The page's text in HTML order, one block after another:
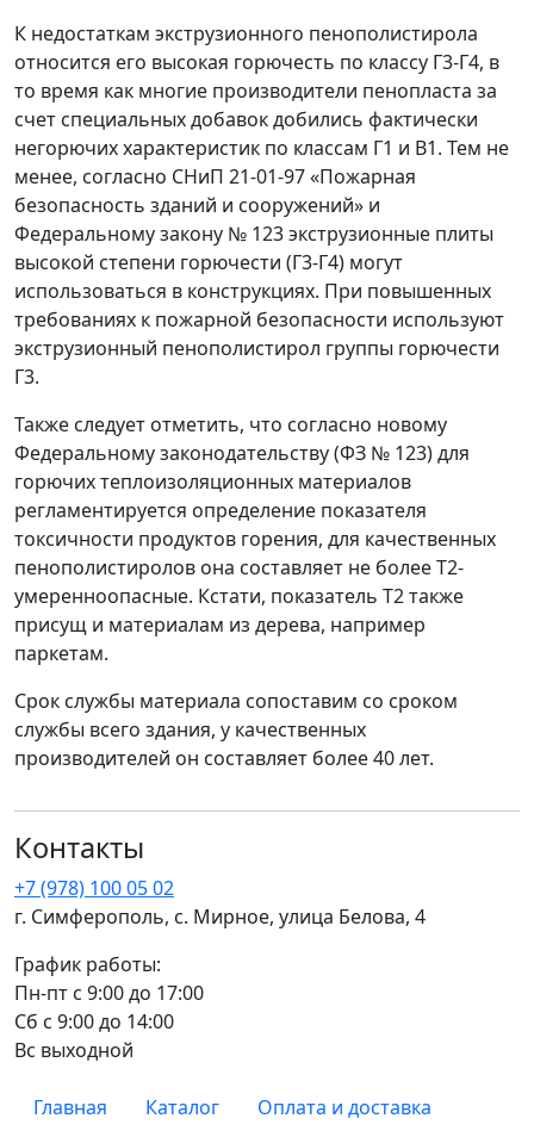
К недостаткам экструзионного пенополистирола
относится его высокая горючесть по классу Г3-Г4, в
то время как многие производители пенопласта за
счет специальных добавок добились фактически
негорючих характеристик по классам Г1 и В1. Тем не
менее, согласно СНиП 21-01-97 «Пожарная
безопасность зданий и сооружений» и
Федеральному закону № 123 экструзионные плиты
высокой степени горючести (Г3-Г4) могут
использоваться в конструкциях. При повышенных
требованиях к пожарной безопасности используют
экструзионный пенополистирол группы горючести
Г3.
Также следует отметить, что согласно новому
Федеральному законодательству (ФЗ № 123) для
горючих теплоизоляционных материалов
регламентируется определение показателя
токсичности продуктов горения, для качественных
пенополистиролов она составляет не более Т2-
умеренноопасные. Кстати, показатель Т2 также
присущ и материалам из дерева, например
паркетам.
Срок службы материала сопоставим со сроком
службы всего здания, у качественных
производителей он составляет более 40 лет.
Контакты
+7 (978) 100 05 02
г. Симферополь, с. Мирное, улица Белова, 4
График работы:
Пн-пт с 9:00 до 17:00
Сб с 9:00 до 14:00
Вс выходной
Главная Каталог Оплата и доставка